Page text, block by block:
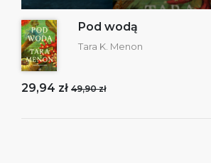
Pod wodą
Tara K. Menon
29,94 zł 49,90 zł